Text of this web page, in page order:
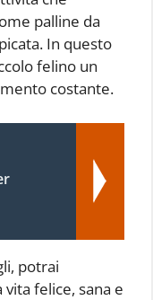
palline da
In questo
felino un
costante.
potrai
felice, sana e